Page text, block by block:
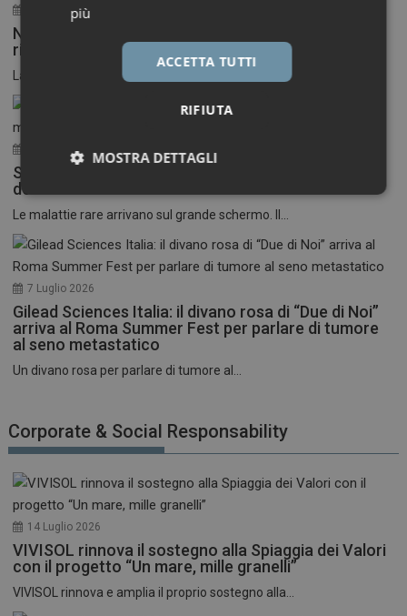
30 Luglio 2026
Neuroinfiammazione, fino a 50 mila euro per
ricercatori under 40
La Fondazione Francesco della Valle ETS apre le...
17 Luglio 2026
Stati Uniti: nasce il primo festival del cinema
dedicato alle malattie rare
Le malattie rare arrivano sul grande schermo. Il...
7 Luglio 2026
Gilead Sciences Italia: il divano rosa di “Due di Noi”
arriva al Roma Summer Fest per parlare di tumore
al seno metastatico
Un divano rosa per parlare di tumore al...
Corporate & Social Responsability
14 Luglio 2026
VIVISOL rinnova il sostegno alla Spiaggia dei Valori
con il progetto “Un mare, mille granelli”
VIVISOL rinnova e amplia il proprio sostegno alla...
più
ACCETTA TUTTI
RIFIUTA
MOSTRA DETTAGLI
Necessari Marketing
Necessari Marketing
sito web abilitandone funzionalità di base quali la
NOME
FORNITORE / DOMINIO
.dailyhealthindustry.it
mese